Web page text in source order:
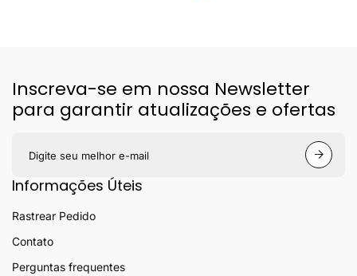
Inscreva-se em nossa Newsletter
para garantir atualizações e ofertas
Informações Úteis
Rastrear Pedido
Contato
Perguntas frequentes